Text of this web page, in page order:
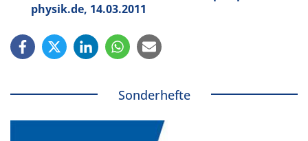
physik.de, 14.03.2011
Sonderhefte